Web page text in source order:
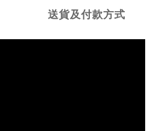
送貨及付款方式